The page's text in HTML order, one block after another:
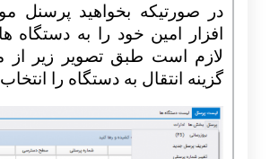
در صورتیکه بخواهید پرسنل
افزار امین خود را به دستگاه
لازم است طبق تصویر زیر از
گزینه انتقال به دستگاه را انتخاب